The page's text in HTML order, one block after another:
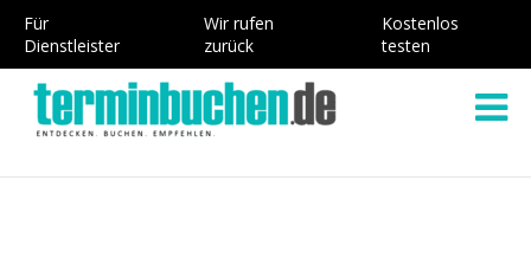
Für
Dienstleister
Wir rufen
zurück
Kostenlos
testen